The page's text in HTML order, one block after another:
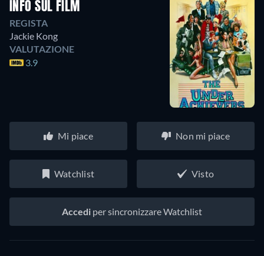
INFO SUL FILM
REGISTA
Jackie Kong
VALUTAZIONE
3.9
Mi piace Non mi piace
Watchlist Visto
Accedi per sincronizzare Watchlist